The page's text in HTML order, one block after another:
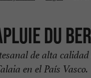
du
de alta
en el País Vasco.